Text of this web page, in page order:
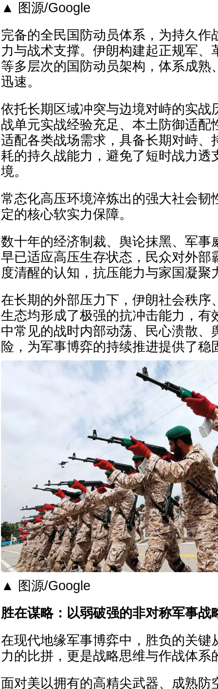
▲ 图源/Google
完备的全民国防动员体系，为持久作
力与战术支撑。伊朗构建起正规军、
等多层次的国防动员架构，体系成熟
迅速。
依托长期区域冲突与边境对峙的实战
战单元实战经验充足、本土防御适配
适配各类战场需求，具备长期对峙、
耗的持久战能力，避免了短时战力透
境。
常态化高压环境淬炼出的强大社会韧
定的核心软实力保障。
数十年的经济制裁、舆论抹黑、军事
早已适应高压生存状态，民众对外部
度清醒的认知，抗压能力与家国凝聚
在长期的外部压力下，伊朗社会秩序
生态均形成了极强的抗冲击能力，有
中常见的战时内部动荡、民心溃散、
险，为军事博弈的持续推进提供了稳
▲ 图源/Google
胜在谋略：以弱破强的非对称军事战
在现代地缘军事博弈中，胜负的关键
力的比拼，更是战略思维与作战体系
面对美以拥有的高精尖武器、成熟防